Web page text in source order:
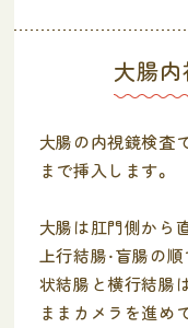
大腸
大腸の内視鏡検査
まで挿入します。
大腸は肛門側から直
上行結腸・盲腸の
状結腸と横行結腸
ままカメラを進め